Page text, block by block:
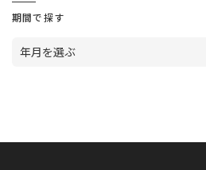
期間で探す
年月を選ぶ